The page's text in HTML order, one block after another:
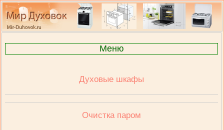
Меню
Духовые шкафы
Очистка паром